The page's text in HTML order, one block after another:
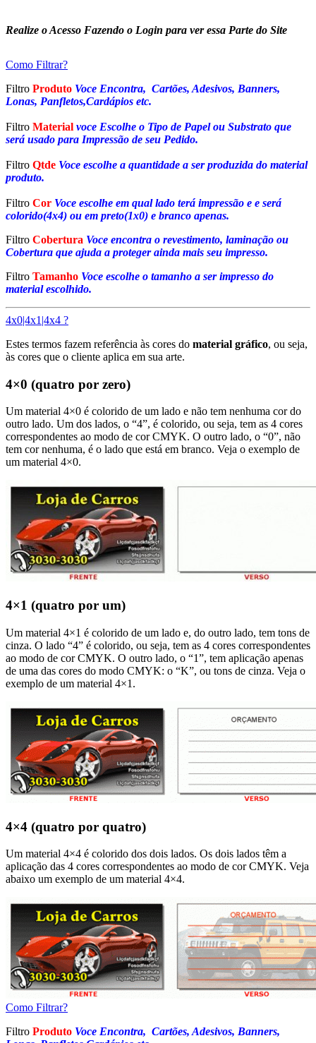
Realize o Acesso Fazendo o Login para ver essa Parte do Site
Como Filtrar?
Filtro Produto Voce Encontra, Cartões, Adesivos, Banners,
Lonas, Panfletos,Cardápios etc.
Filtro Material voce Escolhe o Tipo de Papel ou Substrato que
será usado para Impressão de seu Pedido.
Filtro Qtde Voce escolhe a quantidade a ser produzida do material
produto.
Filtro Cor Voce escolhe em qual lado terá impressão e e será
colorido(4x4) ou em preto(1x0) e branco apenas.
Filtro Cobertura Voce encontra o revestimento, laminação ou
Cobertura que ajuda a proteger ainda mais seu impresso.
Filtro Tamanho Voce escolhe o tamanho a ser impresso do
material escolhido.
4x0|4x1|4x4 ?
Estes termos fazem referência às cores do material gráfico, ou seja,
às cores que o cliente aplica em sua arte.
4×0 (quatro por zero)
Um material 4×0 é colorido de um lado e não tem nenhuma cor do
outro lado. Um dos lados, o “4”, é colorido, ou seja, tem as 4 cores
correspondentes ao modo de cor CMYK. O outro lado, o “0”, não
tem cor nenhuma, é o lado que está em branco. Veja o exemplo de
um material 4×0.
4×1 (quatro por um)
Um material 4×1 é colorido de um lado e, do outro lado, tem tons de
cinza. O lado “4” é colorido, ou seja, tem as 4 cores correspondentes
ao modo de cor CMYK. O outro lado, o “1”, tem aplicação apenas
de uma das cores do modo CMYK: o “K”, ou tons de cinza. Veja o
exemplo de um material 4×1.
4×4 (quatro por quatro)
Um material 4×4 é colorido dos dois lados. Os dois lados têm a
aplicação das 4 cores correspondentes ao modo de cor CMYK. Veja
abaixo um exemplo de um material 4×4.
Como Filtrar?
Filtro Produto Voce Encontra, Cartões, Adesivos, Banners,